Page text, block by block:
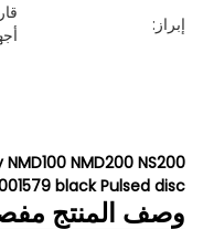
إبراز:
NMD200 NS200
black Pulsed disc
وصف المنتج